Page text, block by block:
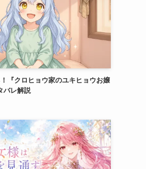
『クロヒョウ家のユキヒョウお嬢
バレ解説